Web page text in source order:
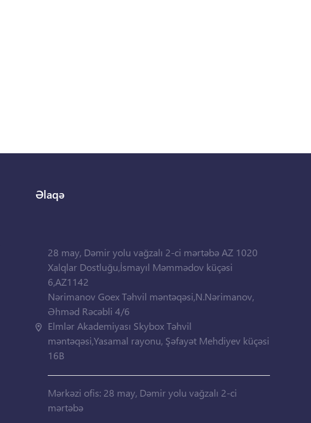
Əlaqə
28 may, Dəmir yolu vağzalı 2-ci mərtəbə AZ 1020
Xalqlar Dostluğu,İsmayıl Məmmədov küçəsi
6,AZ1142
Nərimanov Goex Təhvil məntəqəsi,N.Nərimanov,
Əhməd Rəcəbli 4/6
Elmlər Akademiyası Skybox Təhvil
məntəqəsi,Yasamal rayonu, Şəfayət Mehdiyev küçəsi
16B
Mərkəzi ofis: 28 may, Dəmir yolu vağzalı 2-ci
mərtəbə